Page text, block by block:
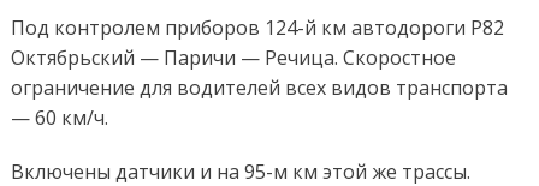
дорог
Под контролем приборов 124-й км автодороги Р82
Октябрьский — Паричи — Речица. Скоростное
ограничение для водителей всех видов транспорта
— 60 км/ч.
Включены датчики и на 95-м км этой же трассы.